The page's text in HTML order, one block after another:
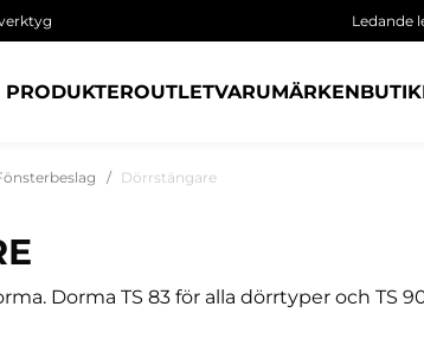
Ledande
PRODUKTEROUTLETVARUMÄRKEN
Dörrstängare
Dorma TS 83 för alla dörrtyper och TS